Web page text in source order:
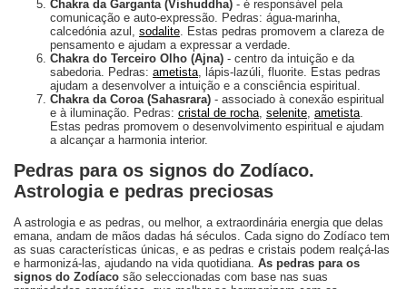
Chakra da Garganta (Vishuddha) - é responsável pela
comunicação e auto-expressão. Pedras: água-marinha,
calcedónia azul, sodalite . Estas pedras promovem a clareza de
pensamento e ajudam a expressar a verdade.
Chakra do Terceiro Olho (Ajna) - centro da intuição e da
sabedoria. Pedras: ametista , lápis-lazúli, fluorite. Estas pedras
ajudam a desenvolver a intuição e a consciência espiritual.
Chakra da Coroa (Sahasrara) - associado à conexão espiritual
e à iluminação. Pedras: cristal de rocha selenite ametista
Estas pedras promovem o desenvolvimento espiritual e ajudam
a alcançar a harmonia interior.
Pedras para os signos do Zodíaco.
Astrologia e pedras preciosas
A astrologia e as pedras, ou melhor, a extraordinária energia que delas
emana, andam de mãos dadas há séculos. Cada signo do Zodíaco tem
as suas características únicas, e as pedras e cristais podem realçá-las
e harmonizá-las, ajudando na vida quotidiana. As pedras para os
signos do Zodíaco são seleccionadas com base nas suas